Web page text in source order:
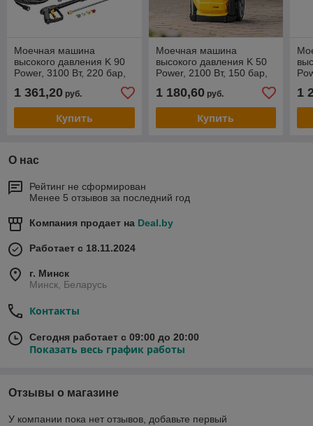
Моечная машина
высокого давления K 90
Power, 3100 Вт, 220 бар,
Denzel
1 361,20 руб.
Купить
Моечная машина
высокого давления K 50
Power, 2100 Вт, 150 бар,
Denzel
1 180,60руб.
Купить
1
О нас
Рейтинг не сформирован
Менее 5 отзывов за последний год
Компания продает на Deal.by
Работает с 18.11.2024
г. Минск
Минск, Беларусь
Контакты
Сегодня работает с 09:00 до 20:00
Показать весь график работы
Отзывы о магазине
У компании пока нет отзывов, добавьте первый